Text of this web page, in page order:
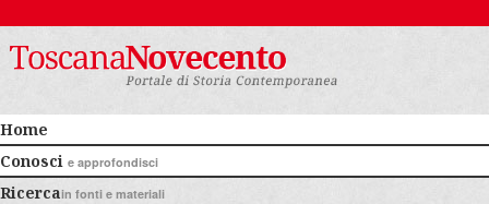
Home
Conosci e approfondisci
Ricercain fonti e materiali